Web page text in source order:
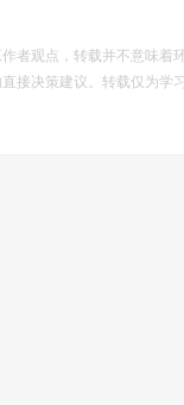
者观点，转载并不意味
接决策建议。转载仅为